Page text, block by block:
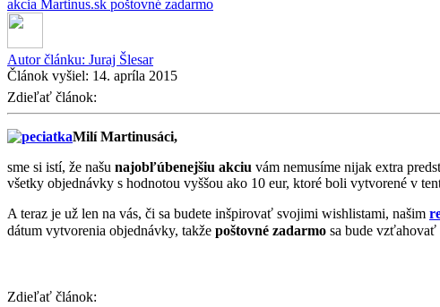
akcia Martinus.sk poštovné zadarmo
Autor článku: Juraj Šlesar
Článok vyšiel: 14. apríla 2015
Zdieľať článok:
Milí Martinusáci,
sme si istí, že našu najobľúbenejšiu akciu vám nemusíme nijak extra
všetky objednávky s hodnotou vyššou ako 10 eur, ktoré boli vytvorené v
A teraz je už len na vás, či sa budete inšpirovať svojimi wishlistami, našim
dátum vytvorenia objednávky, takže poštovné zadarmo sa bude vzťahovať
Zdieľať článok: